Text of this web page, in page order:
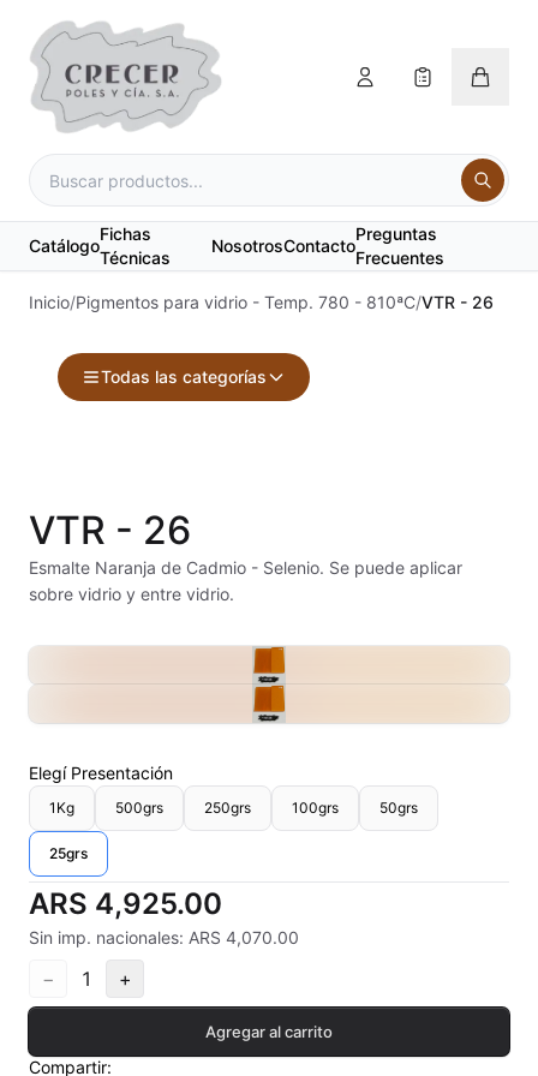
Catálogo
Fichas
Técnicas
NosotrosContacto
Preguntas
Frecuentes
Inicio/Pigmentos para vidrio - Temp. 780 - 810ªC/VTR - 26
Todas las categorías
Alambre Kanthal
Bizcochos cerámicos
Conos pirometricos Orton
Contramoldes
Crayones cerámicos
Crisoles refractarios
Engobes
VTR - 26
Esmalte Naranja de Cadmio - Selenio. Se puede aplicar
sobre vidrio y entre vidrio.
Elegí Presentación
1Kg 500grs 250grs 100grs 50grs
25grs
ARS 4,925.00
Sin imp. nacionales: ARS 4,070.00
− 1 +
Agregar al carrito
Compartir: